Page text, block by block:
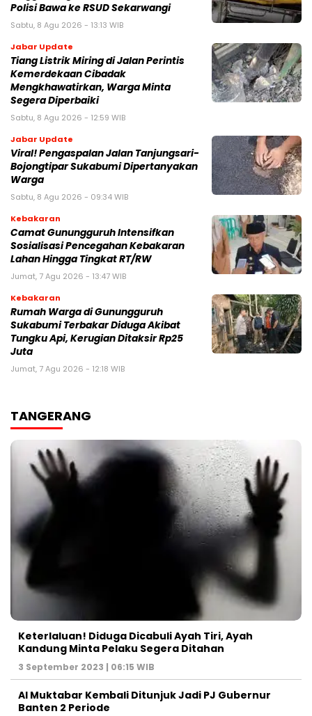
Polisi Bawa ke RSUD Sekarwangi‎
Sabtu, 8 Agu 2026 - 13:13 WIB
Jabar Update
Tiang Listrik Miring di Jalan Perintis
Kemerdekaan Cibadak
Mengkhawatirkan, Warga Minta
Segera Diperbaiki
Sabtu, 8 Agu 2026 - 12:59 WIB
Jabar Update
Viral! Pengaspalan Jalan Tanjungsari-
Bojongtipar Sukabumi Dipertanyakan
Warga
Sabtu, 8 Agu 2026 - 09:34 WIB
Kebakaran
‎‎Camat Gunungguruh Intensifkan
Sosialisasi Pencegahan Kebakaran
Lahan Hingga Tingkat RT/RW‎
Jumat, 7 Agu 2026 - 13:47 WIB
Kebakaran
‎Rumah Warga di Gunungguruh
Sukabumi Terbakar Diduga Akibat
Tungku Api, Kerugian Ditaksir Rp25
Juta
Jumat, 7 Agu 2026 - 12:18 WIB
TANGERANG
Keterlaluan! Diduga Dicabuli Ayah Tiri, Ayah
Kandung Minta Pelaku Segera Ditahan
3 September 2023 | 06:15 WIB
Al Muktabar Kembali Ditunjuk Jadi PJ Gubernur
Banten 2 Periode